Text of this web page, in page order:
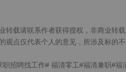
转载请联系作者获得授权，非商业转载
观点仅代表个人的意见，所涉及标的
职招聘找工作# 福清零工#福清兼职#